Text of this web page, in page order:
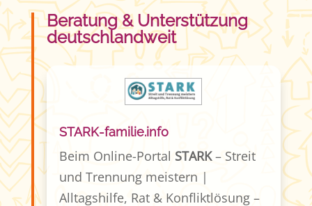
Beratung & Unterstützung
deutschlandweit
STARK-familie.info
Beim Online-Portal STARK– Streit
und Trennung meistern |
Alltagshilfe, Rat & Konfliktlösung –